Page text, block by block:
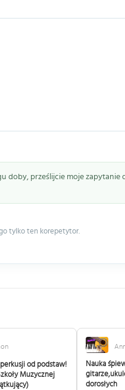
doby, prześlijcie moje
tylko ten korepetytor.
od podstaw!
Muzycznej
Nauka
dorosłych